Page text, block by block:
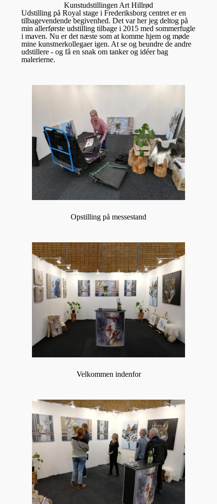
Kunstudstillingen Art Hillrød
Udstilling på Royal stage i Frederiksborg centret er en
tilbagevendende begivenhed. Det var her jeg deltog på
min allerførste udstilling tilbage i 2015 med sommerfugle
i maven. Nu er det næste som at komme hjem og møde
mine kunstnerkollegaer igen. At se og beundre de andre
udstillere - og få en snak om tanker og idéer bag
malerierne.
Opstilling på messestand
Velkommen indenfor